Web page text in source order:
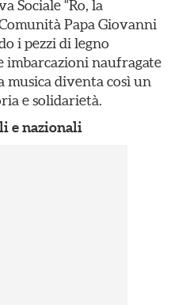
Sociale “Ro, la
Papa Giovanni
i pezzi di legno
naufragate
musica diventa così un
e solidarietà.
e nazionali